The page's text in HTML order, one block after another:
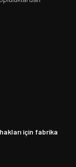
için fabrika